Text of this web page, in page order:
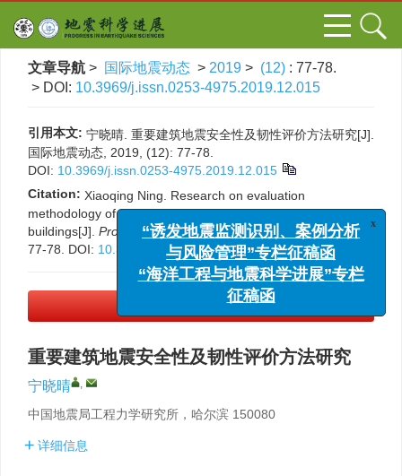
文章导航 > 国际地震动态 > 2019 > (12) : 77-78.
> DOI: 10.3969/j.issn.0253-4975.2019.12.015
引用本文: 宁晓晴. 重要建筑地震安全性及韧性评价方法研究[J].
国际地震动态, 2019, (12): 77-78.
DOI: 10.3969/j.issn.0253-4975.2019.12.015
Citation: Xiaoqing Ning. Research on evaluation
methodology of seismic safety and resilience for significant
buildings[J]. Progress in Earthquake Sciences
, 2019, (12):
77-78. DOI: 10.3969/j.issn.0253-4975.2019.12.015
(292 KB)
重要建筑地震安全性及韧性评价方法研究
宁晓晴 ,
中国地震局工程力学研究所，哈尔滨 150080
详细信息
“诱发地震监测识别、案例分析
与风险管理”专栏征稿函
“海洋工程与地震科学进展”专栏
征稿函